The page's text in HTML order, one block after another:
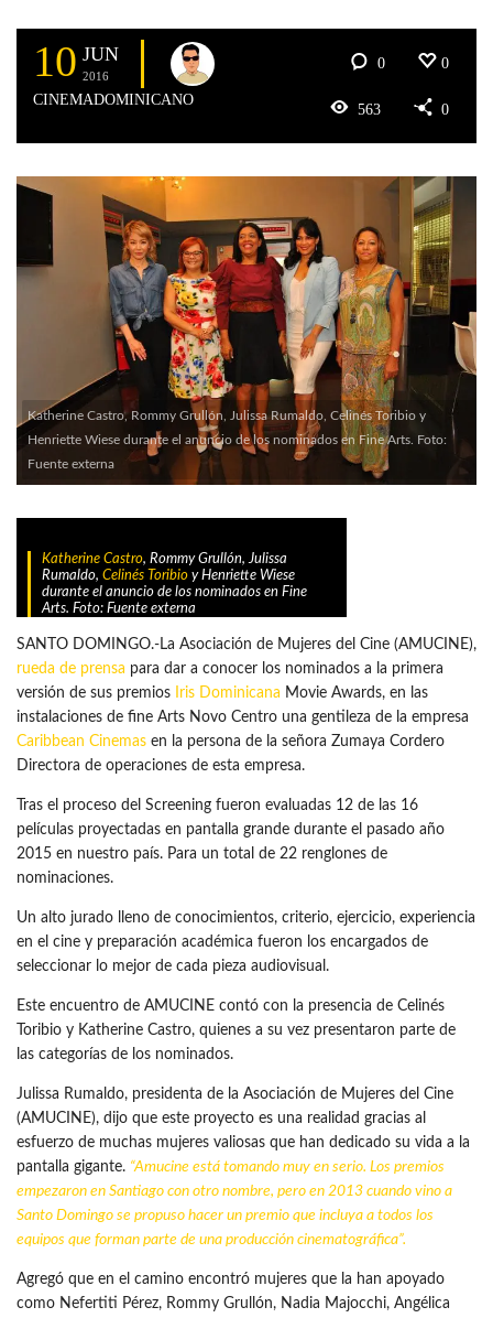
10 JUN
2016
CINEMADOMINICANO
0 0
563 0
Katherine Castro, Rommy Grullón, Julissa Rumaldo, Celinés Toribio y
Henriette Wiese durante el anuncio de los nominados en Fine Arts. Foto:
Fuente externa
Katherine Castro, Rommy Grullón, Julissa
Rumaldo, Celinés Toribio y Henriette Wiese
durante el anuncio de los nominados en Fine
Arts. Foto: Fuente externa
SANTO DOMINGO.-La Asociación de Mujeres del Cine (AMUCINE),
rueda de prensa para dar a conocer los nominados a la primera
versión de sus premios
Iris Dominicana Movie Awards, en las
instalaciones de fine Arts Novo Centro una gentileza de la empresa
Caribbean Cinemas en la persona de la señora Zumaya Cordero
Directora de operaciones de esta empresa.
Tras el proceso del Screening fueron evaluadas 12 de las 16
películas proyectadas en pantalla grande durante el pasado año
2015 en nuestro país. Para un total de 22 renglones de
nominaciones.
Un alto jurado lleno de conocimientos, criterio, ejercicio, experiencia
en el cine y preparación académica fueron los encargados de
seleccionar lo mejor de cada pieza audiovisual.
Este encuentro de AMUCINE contó con la presencia de Celinés
Toribio y Katherine Castro, quienes a su vez presentaron parte de
las categorías de los nominados.
Julissa Rumaldo, presidenta de la Asociación de Mujeres del Cine
(AMUCINE), dijo que este proyecto es una realidad gracias al
esfuerzo de muchas mujeres valiosas que han dedicado su vida a la
pantalla gigante. “Amucine está tomando muy en serio. Los premios
empezaron en Santiago con otro nombre, pero en 2013 cuando vino a
Santo Domingo se propuso hacer un premio que incluya a todos los
equipos que forman parte de una producción cinematográfica”.
Agregó que en el camino encontró mujeres que la han apoyado
como Nefertiti Pérez, Rommy Grullón, Nadia Majocchi, Angélica